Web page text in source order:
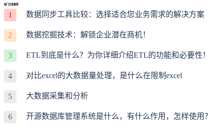
热门文章推荐
1 数据同步工具比较：选择适合您业务需求的解决方案
2 数据挖掘技术：解锁企业潜在商机！
3 ETL到底是什么？为你详细介绍ETL的功能和必要性！
4 对比excel的大数据量处理，是什么在限制excel
5 大数据采集和分析
6 开源数据库管理系统是什么，有什么作用，怎样使用？